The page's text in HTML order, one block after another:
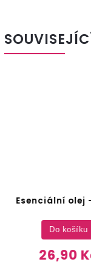
Esenciální olej
26,90
Do košíku